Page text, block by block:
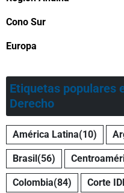
Cono Sur
Europa
Etiquetas populares
Derecho
América Latina(10)
Brasil(56)
Colombia(84) Corte